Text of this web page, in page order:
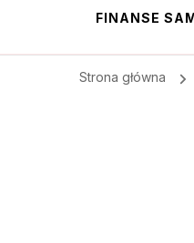
FINANSE
Strona główna